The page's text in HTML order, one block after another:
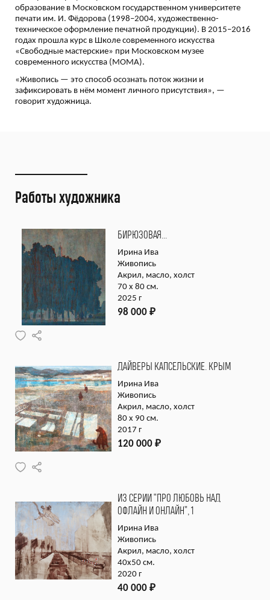
образование в Московском государственном университете
печати им. И. Фёдорова (1998–2004, художественно-
техническое оформление печатной продукции). В 2015–2016
годах прошла курс в Школе современного искусства
«Свободные мастерские» при Московском музее
современного искусства (МОМА).
«Живопись — это способ осознать поток жизни и
зафиксировать в нём момент личного присутствия», —
говорит художница.
Работы художника
БИРЮЗОВАЯ…
Ирина Ива
Живопись
Акрил, масло, холст
70 х 80 см.
2025 г
98 000 ₽
ДАЙВЕРЫ КАПСЕЛЬСКИЕ. КРЫМ
Ирина Ива
Живопись
Акрил, масло, холст
80 х 90 см.
2017 г
120 000 ₽
ИЗ СЕРИИ “ПРО ЛЮБОВЬ НАД
ОФЛАЙН И ОНЛАЙН”, 1
Ирина Ива
Живопись
Акрил, масло, холст
40х50 см.
2020 г
40 000 ₽